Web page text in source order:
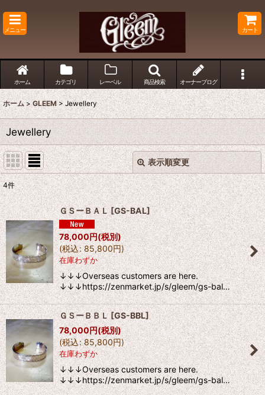
メニュー カート
ホーム カテゴリ レーベル 商品検索 オーナーブログ
ホーム > GLEEM > Jewellery
Jewellery
表示順変更
表示数:
並び順:
絞り込む
閉じる
4件
ＧＳーＢＡＬ [GS-BAL]
78,000円(税別)
(税込: 85,800円)
在庫わずか
↓↓↓Overseas customers are here.
↓↓↓https://zenmarket.jp/s/gleem/gs-bal…
ＧＳーＢＢＬ[GS-BBL]
78,000円(税別)
(税込: 85,800円)
在庫わずか
↓↓↓Overseas customers are here.
↓↓↓https://zenmarket.jp/s/gleem/gs-bal…